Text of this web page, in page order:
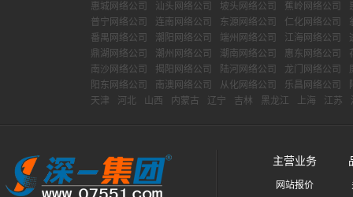
惠城网络公司
汕头网络公司 坡头网络公司 蕉岭网络公司
普宁网络公司
连南网络公司 东源网络公司 仁化网络公司
番禺网络公司
潮阳网络公司 端州网络公司 江海网络公司
鼎湖网络公司
潮州网络公司 潮南网络公司 惠东网络公司
南沙网络公司
揭阳网络公司 陆河网络公司 龙门网络公司
阳东网络公司
南澳网络公司 从化网络公司 乐昌网络公司
天津
河北 山西 内蒙古 辽宁 吉林 黑龙江 上海 江苏
主营业务
网站报价